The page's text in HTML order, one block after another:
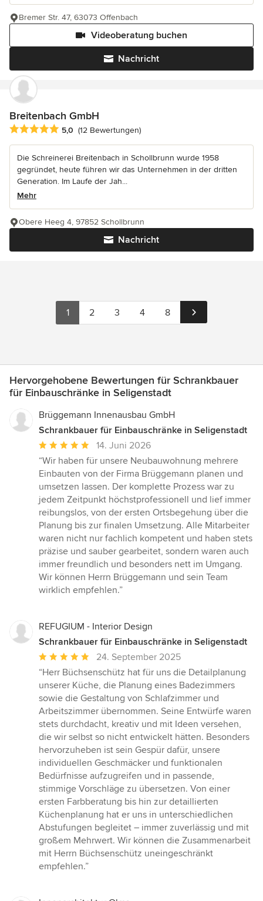
Nachricht
Videoberatung buchen
Bremer Str. 47, 63073 Offenbach
Breitenbach GmbH
Durchschnittliche Bewertung: 5 von 5 Sternen
5,0 (12 Bewertungen)
Die Schreinerei Breitenbach in Schollbrunn wurde 1958
gegründet, heute führen wir das Unternehmen in der dritten
Generation. Im Laufe der Jah...
Mehr
Nachricht
Obere Heeg 4, 97852 Schollbrunn
1 2 3 4 8
Hervorgehobene Bewertungen für Schrankbauer
für Einbauschränke in Seligenstadt
Brüggemann Innenausbau GmbH
Schrankbauer für Einbauschränke in Seligenstadt
Durchschnittliche
Bewertung:
5
von
5
Sternen
14. Juni 2026
“Wir haben für unsere Neubauwohnung mehrere
Einbauten von der Firma Brüggemann planen und
umsetzen lassen. Der komplette Prozess war zu
jedem Zeitpunkt höchstprofessionell und lief immer
reibungslos, von der ersten Ortsbegehung über die
Planung bis zur finalen Umsetzung. Alle Mitarbeiter
waren nicht nur fachlich kompetent und haben stets
präzise und sauber gearbeitet, sondern waren auch
immer freundlich und besonders nett im Umgang.
Wir können Herrn Brüggemann und sein Team
wirklich empfehlen.”
REFUGIUM - Interior Design
Schrankbauer für Einbauschränke in Seligenstadt
Durchschnittliche
Bewertung:
5
von
5
Sternen
24. September 2025
“Herr Büchsenschütz hat für uns die Detailplanung
unserer Küche, die Planung eines Badezimmers
sowie die Gestaltung von Schlafzimmer und
Arbeitszimmer übernommen. Seine Entwürfe waren
stets durchdacht, kreativ und mit Ideen versehen,
die wir selbst so nicht entwickelt hätten. Besonders
hervorzuheben ist sein Gespür dafür, unsere
individuellen Geschmäcker und funktionalen
Bedürfnisse aufzugreifen und in passende,
stimmige Vorschläge zu übersetzen. Von einer
ersten Farbberatung bis hin zur detaillierten
Küchenplanung hat er uns in unterschiedlichen
Abstufungen begleitet – immer zuverlässig und mit
großem Mehrwert. Wir können die Zusammenarbeit
mit Herrn Büchsenschütz uneingeschränkt
empfehlen.”